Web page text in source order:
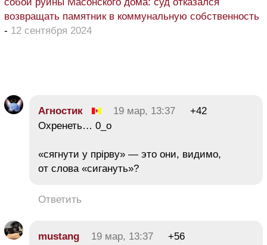
возвращать памятник в коммунальную собственность
- 12 сентября 2024
Агностик 19 мар, 13:37
+42
Охренеть… 0_о
«сягнути у прірву» — это они, видимо,
от слова «сигануть»?
Ответить
mustang 19 мар, 13:37
+56